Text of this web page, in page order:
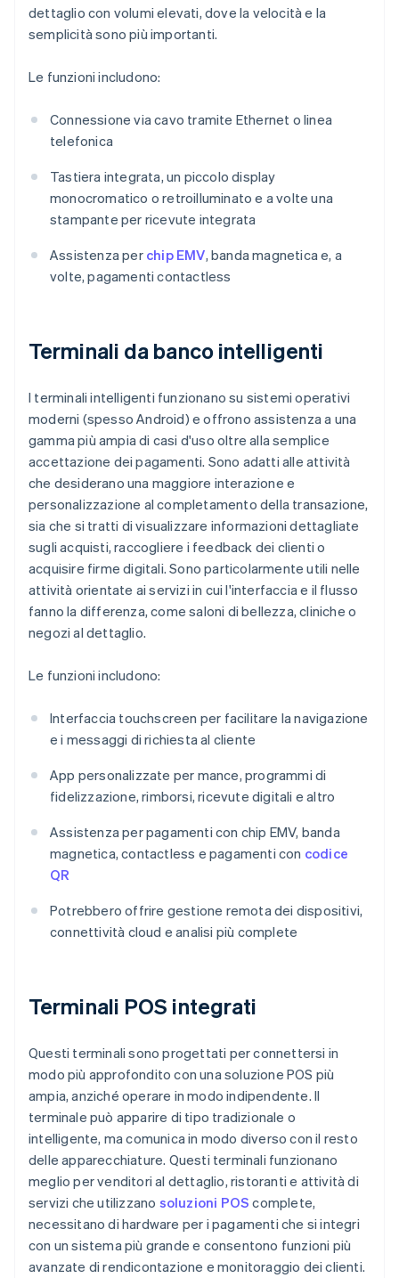
dettaglio con volumi elevati, dove la velocità e la
semplicità sono più importanti.
Le funzioni includono:
Connessione via cavo tramite Ethernet o linea
telefonica
Tastiera integrata, un piccolo display
monocromatico o retroilluminato e a volte una
stampante per ricevute integrata
Assistenza per chip EMV, banda magnetica e, a
volte, pagamenti contactless
Terminali da banco intelligenti
I terminali intelligenti funzionano su sistemi operativi
moderni (spesso Android) e offrono assistenza a una
gamma più ampia di casi d'uso oltre alla semplice
accettazione dei pagamenti. Sono adatti alle attività
che desiderano una maggiore interazione e
personalizzazione al completamento della transazione,
sia che si tratti di visualizzare informazioni dettagliate
sugli acquisti, raccogliere i feedback dei clienti o
acquisire firme digitali. Sono particolarmente utili nelle
attività orientate ai servizi in cui l'interfaccia e il flusso
fanno la differenza, come saloni di bellezza, cliniche o
negozi al dettaglio.
Le funzioni includono:
Interfaccia touchscreen per facilitare la navigazione
e i messaggi di richiesta al cliente
App personalizzate per mance, programmi di
fidelizzazione, rimborsi, ricevute digitali e altro
Assistenza per pagamenti con chip EMV, banda
magnetica, contactless e pagamenti con codice
QR
Potrebbero offrire gestione remota dei dispositivi,
connettività cloud e analisi più complete
Terminali POS integrati
Questi terminali sono progettati per connettersi in
modo più approfondito con una soluzione POS più
ampia, anziché operare in modo indipendente. Il
terminale può apparire di tipo tradizionale o
intelligente, ma comunica in modo diverso con il resto
delle apparecchiature. Questi terminali funzionano
meglio per venditori al dettaglio, ristoranti e attività di
servizi che utilizzano soluzioni POS complete,
necessitano di hardware per i pagamenti che si integri
con un sistema più grande e consentono funzioni più
avanzate di rendicontazione e monitoraggio dei clienti.